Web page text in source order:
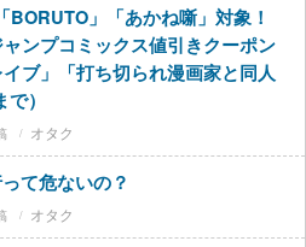
BORUTO」「あかね噺」対象！
ンプコミックス値引きクーポン
イブ」「打ち切られ漫画家と同人
）
オタク
て危ないの？
オタク